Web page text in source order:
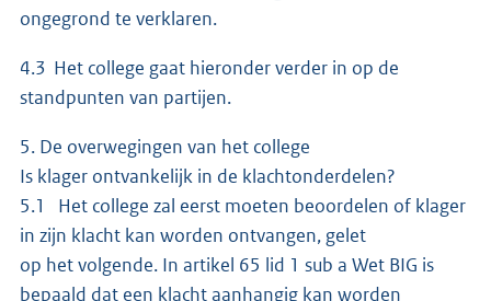
ongegrond te verklaren.
4.3 Het college gaat hieronder verder in op de
standpunten van partijen.
5. De overwegingen van het college
Is klager ontvankelijk in de klachtonderdelen?
5.1 Het college zal eerst moeten beoordelen of klager
in zijn klacht kan worden ontvangen, gelet
op het volgende. In artikel 65 lid 1 sub a Wet BIG is
bepaald dat een klacht aanhangig kan worden